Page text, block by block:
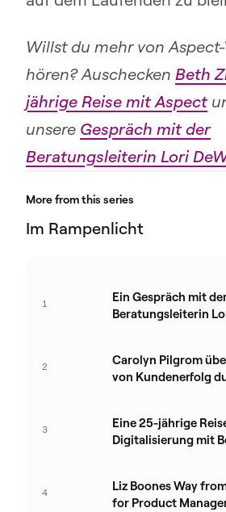
Willst du mehr von
hören? Auschecken Beth
jährige Reise mit Aspect
unsere Gespräch mit der
Beratungsleiterin Lori
More from this series
Im Rampenlicht
1
Ein Gespräch mit
Beratungsleiterin
2
Carolyn Pilgrom
von Kundenerfolg
3
Eine 25-jährige
Digitalisierung mit
4
Liz Boones Way
for Product